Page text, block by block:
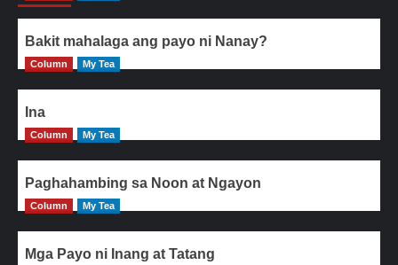
Bakit mahalaga ang payo ni Nanay?
Column My Tea
Ina
Column My Tea
Paghahambing sa Noon at Ngayon
Column My Tea
Mga Payo ni Inang at Tatang